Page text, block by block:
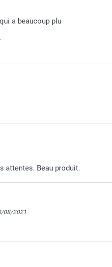
a beaucoup plu
nous que vous appréciez votre
attentes. Beau produit.
08/2021